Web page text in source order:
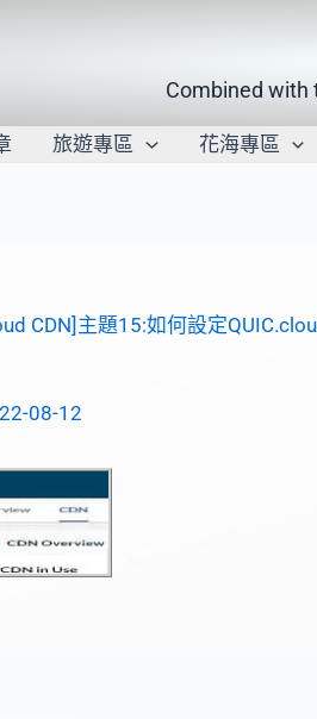
Combined with
旅遊專區 花海專區
CDN]主題15:如何設定
08-12